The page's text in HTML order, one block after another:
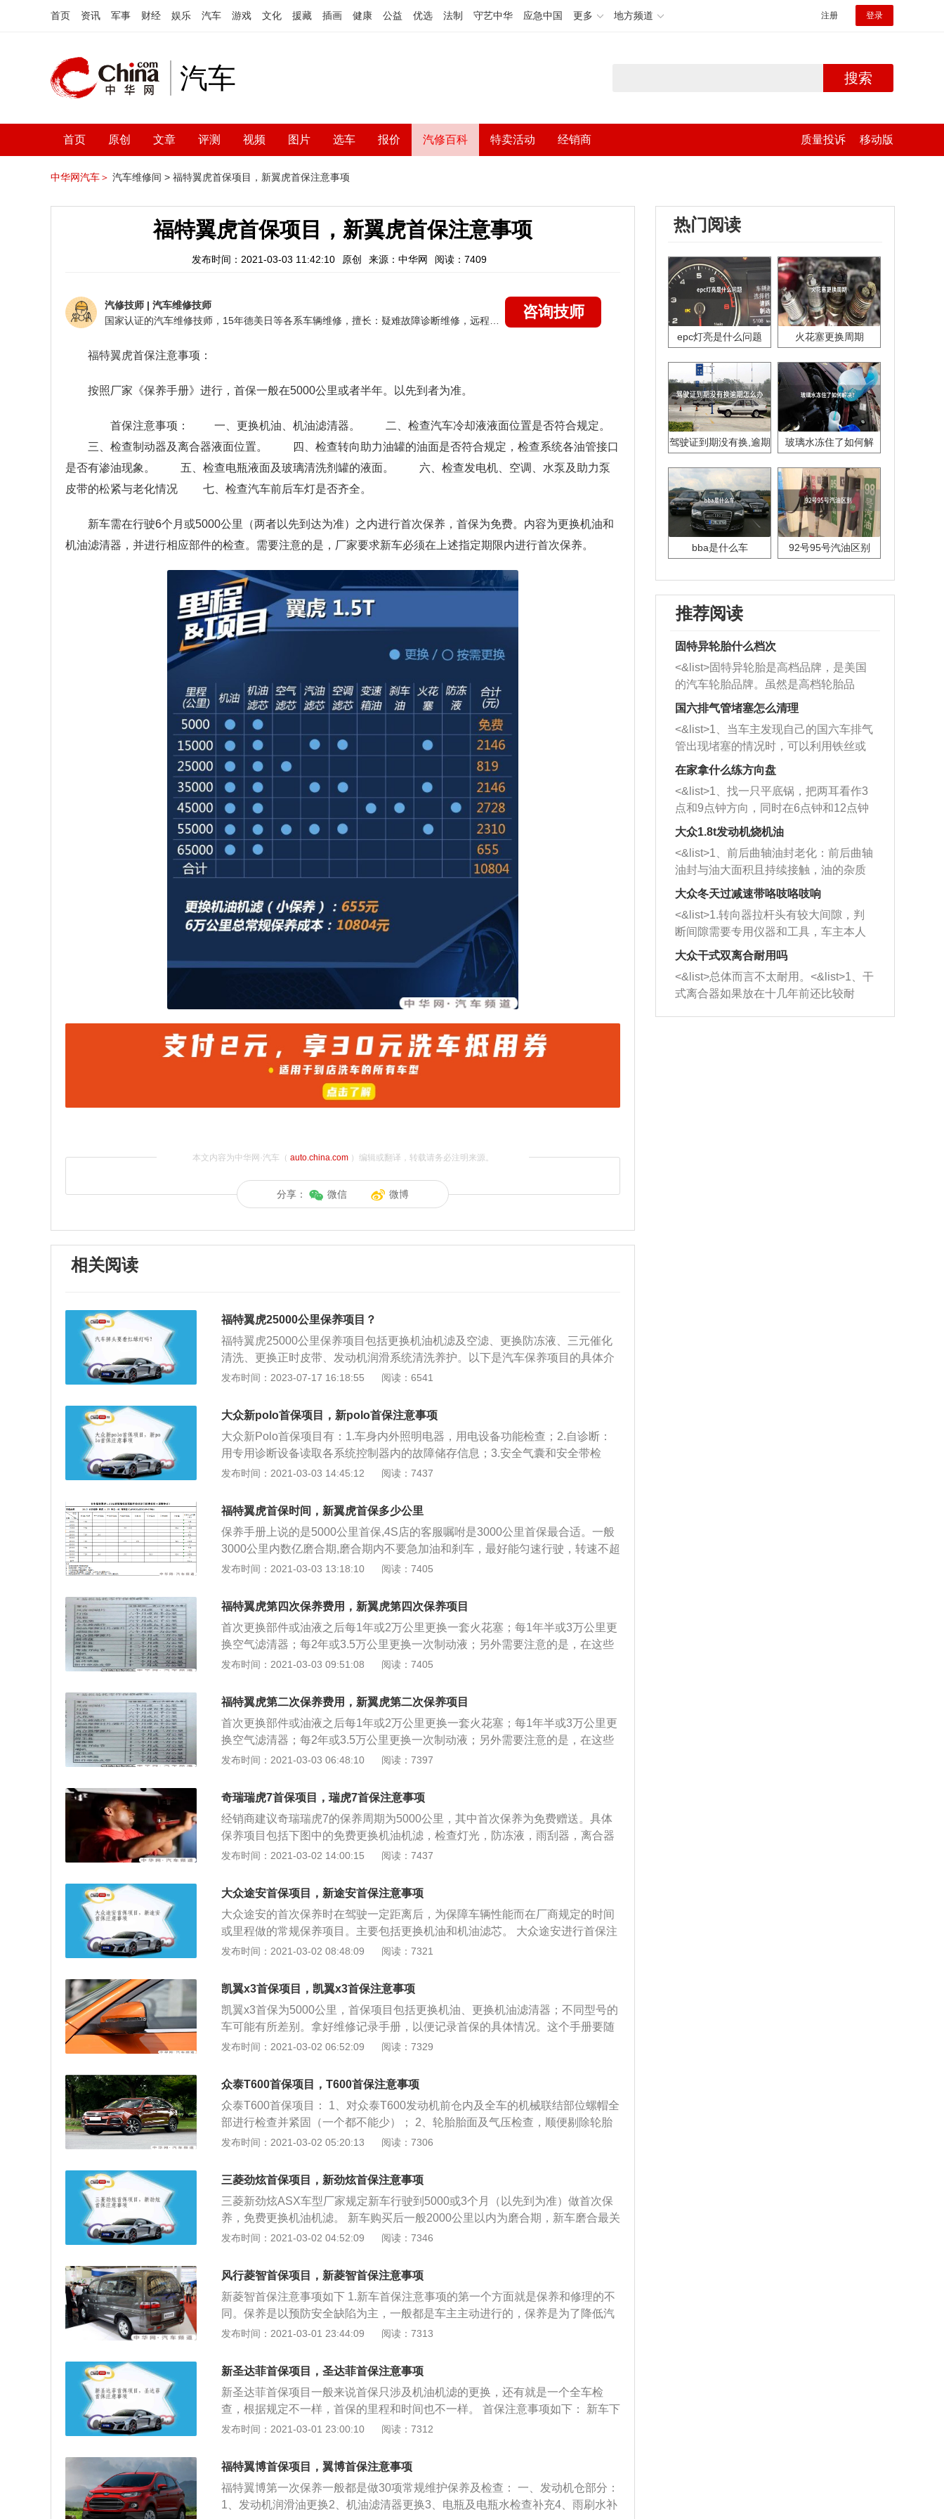
首页 资讯 军事 财经 娱乐 汽车 游戏 文化 援藏 插画 健康 公益 优选 法制 守艺中华 应急中国 更多 地方频道 注册 登录
汽车 搜索
首页 原创 文章 评测 视频 图片 选车 报价 汽修百科 特卖活动 经销商 质量投诉 移动版
中华网汽车＞ 汽车维修间 > 福特翼虎首保项目，新翼虎首保注意事项
福特翼虎首保项目，新翼虎首保注意事项
发布时间：2021-03-03 11:42:10 原创 来源：中华网 阅读：7409
汽修技师 | 汽车维修技师
咨询技师
福特翼虎首保注意事项：
按照厂家《保养手册》进行，首保一般在5000公里或者半年。以先到者为准。
首保注意事项： 一、更换机油、机油滤清器。 二、检查汽车冷却液液面位置是否符合规定。
三、检查制动器及离合器液面位置。 四、检查转向助力油罐的油面是否符合规定，检查系统各油管接口
是否有渗油现象。 五、检查电瓶液面及玻璃清洗剂罐的液面。 六、检查发电机、空调、水泵及助力泵
皮带的松紧与老化情况 七、检查汽车前后车灯是否齐全。
新车需在行驶6个月或5000公里（两者以先到达为准）之内进行首次保养，首保为免费。内容为更换机油和
机油滤清器，并进行相应部件的检查。需要注意的是，厂家要求新车必须在上述指定期限内进行首次保养。
本文内容为中华网·汽车（ auto.china.com）编辑或翻译，转载请务必注明来源。
分享： 微信 微博
相关阅读
福特翼虎25000公里保养项目？
福特翼虎25000公里保养项目包括更换机油机滤及空滤、更换防冻液、三元催化
清洗、更换正时皮带、发动机润滑系统清洗养护。以下是汽车保养项目的具体介
绍：1、机油及机油滤清器更换。主要是针对润滑系统进行的维护保养，润滑系
油滤清器功能是去除机油中的各种杂质，保证润滑系统的正常，机油滤清器应在
换机油时与机油一并更换。在常规情况下汽车每行驶5000KM时就需保养一次。
2、空气滤芯的作用是在空气进入气缸前对其加以过滤，去除其中夹带的杂质、
灰尘、砂粒等异物。空气滤芯的清洁保养视使用环境而定。汽油滤芯一般在行驶
到20000-25000KM时进行更换。3、火花塞属易消耗件，每20000KM更换一次。
时都属于的检测项目，视使用情况进行维护与保养。
发布时间：2023-07-17 16:18:55 阅读：6541
大众新polo首保项目，新polo首保注意事项
大众新Polo首保项目有：1.车身内外照明电器，用电设备功能检查；2.自诊断：
用专用诊断设备读取各系统控制器内的故障储存信息；3.安全气囊和安全带检
测；4.手制动器检测；5.前风窗剥离落水槽排水孔；6.雨刮器、清洗装置；7.发动
池检查;12.前大灯检查;13转向横拉杆/稳定杆/连接杆检查调整;14.车身底部检查;1
5.底盘螺栓检查加固;16.制动系统检查;17.轮胎/轮毂（包括备胎）检查;18.车轮固
定螺栓检查;19.试车性能检测。 新polo首保时应1、在首保前，要充分了解自己的
车有没有其它故障或疑问，并且记录下来。首保登记时，要告诉4S店这些需要检
查的项目。2、保养前，看一下用户手册，了解一下此次保养的大概内容，以及
复印件。4、保养前整理一下车内的物品，较贵重的小物品最好放在家里或随身
携带5、首次保养时最好约上一位老司机或者至少一位亲戚朋友，方便照顾。
发布时间：2021-03-03 14:45:12 阅读：7437
福特翼虎首保时间，新翼虎首保多少公里
保养手册上说的是5000公里首保,4S店的客服嘱咐是3000公里首保最合适。一般
3000公里内数亿磨合期,磨合期内不要急加油和刹车，最好能匀速行驶，转速不超
过3000，速度不超过100公里的范围内进行磨合。这样对发动机有好处。新车需
费。内容为更换机油和机油滤清器，并进行相应部件的检查。需要注意的是，厂
家要求新车必须在上述指定期限内进行首次保养。
发布时间：2021-03-03 13:18:10 阅读：7405
福特翼虎第四次保养费用，新翼虎第四次保养项目
首次更换部件或油液之后每1年或2万公里更换一套火花塞；每1年半或3万公里更
换空气滤清器；每2年或3.5万公里更换一次制动液；另外需要注意的是，在这些
保养项目中，汽油滤清器、火花塞和防冻液的首次更换或检查周期为1.5万公里，
养，以3.5万公里、5.5万公里这样的间隔类推。建议车辆在5000公里进行首保，
之后则建议每10000公里进行一次常规保养，保养内容包括更换机油与机滤。此
外，空气滤芯建议每30000公里更换一次；汽油滤芯建议每20000公里更换一
次；制动液和火花塞建议每40000公里更换一次；自动变速器油建议每50000公
里更换一次；空调滤芯则建议在每10000公里检查一次。 进行一次大保养需要更
2486元。此外，车辆行驶60000公里的总费用是：1.6T车型为9601元，2.0T车型
为10712元。
发布时间：2021-03-03 09:51:08 阅读：7405
福特翼虎第二次保养费用，新翼虎第二次保养项目
首次更换部件或油液之后每1年或2万公里更换一套火花塞；每1年半或3万公里更
换空气滤清器；每2年或3.5万公里更换一次制动液；另外需要注意的是，在这些
保养项目中，汽油滤清器、火花塞和防冻液的首次更换或检查周期为1.5万公里，
养，以3.5万公里、5.5万公里这样的间隔类推。建议车辆在5000公里进行首保，
之后则建议每10000公里进行一次常规保养，保养内容包括更换机油与机滤。此
外，空气滤芯建议每30000公里更换一次；汽油滤芯建议每20000公里更换一
次；制动液和火花塞建议每40000公里更换一次；自动变速器油建议每50000公
里更换一次；空调滤芯则建议在每10000公里检查一次。 进行一次大保养需要更
2486元。此外，车辆行驶60000公里的总费用是：1.6T车型为9601元，2.0T车型
为10712元。
发布时间：2021-03-03 06:48:10 阅读：7397
奇瑞瑞虎7首保项目，瑞虎7首保注意事项
经销商建议奇瑞瑞虎7的保养周期为5000公里，其中首次保养为免费赠送。具体
保养项目包括下图中的免费更换机油机滤，检查灯光，防冻液，雨刮器，离合器
性能，制动系统等30项常规项目，但值得注意的是，如果有项目以外的检查就可
首保特别要做的，主要有螺丝的紧固和系统性的检查。 首先，第一个就是加固汽
车螺丝，很多车子出厂的时候，因为考虑到磨合期新车定型的问题，他这个螺丝
不会给你拧得特别紧。然后是奇瑞瑞虎7的轮胎，底盘，接着就是各种开关了。
各种开关灵不灵，他都要给你试一试。在首保期，这些开关出现故障的几率是最
高的。首保期没问题，之后出问题的几率也不大。再就是灯光、开光之类的检
检查一下有没有故障。还有各种液体是否出现慢漏，包括刹车油、防冻液、玻璃
水、转向助力油等。 奇瑞瑞虎7首保的注意事项还有，第一个，我们去做首保之
前，最好是先给4S店打个电话预约一下。现在买车子的人越来越多了，你直接跑
或保养手册给带上。首保的时候，他要把你的底盘号，车辆信息等等一些东西登
在开车的过程中遇到的一些小故障，小问题，可以先用一个小本子或者手机把它
记下来。等去做首保的时候，你就问问这个售后，让他帮你集中解决一下这些问
题。 此外，奇瑞瑞虎7的首次保养注意事项有:机油可以用奇瑞送的就好，如果不
放心或者有更好的选择可以和4s店员沟通补差价进行更换，此外，多数车友建议
车，毕竟新车应该不会有多大问题。有不懂得地方可以请教4s店人员，让他们指
发布时间：2021-03-02 14:00:15 阅读：7437
大众途安首保项目，新途安首保注意事项
大众途安的首次保养时在驾驶一定距离后，为保障车辆性能而在厂商规定的时间
或里程做的常规保养项目。主要包括更换机油和机油滤芯。 大众途安进行首保注
意事项：车主最好全程跟着车辆的保养手续走。车主最好注意一下更换的机油是
换也很重要，以免出现没有更换的情况。还要注意的是首保的内容一般只有几项
是免费的，不在首保范围内的服务就要收费了。所以，如果修车师傅要你在首保
的时候做太多项目的更换，就需要仔细了解你的汽车是不是真的有他说的那么糟
糕，考虑之后再做决定。
发布时间：2021-03-02 08:48:09 阅读：7321
凯翼x3首保项目，凯翼x3首保注意事项
凯翼x3首保为5000公里，首保项目包括更换机油、更换机油滤清器；不同型号的
车可能有所差别。拿好维修记录手册，以便记录首保的具体情况。这个手册要随
车带着，以后保养都要用到它。 保养检查先要从灯光开始，看看近光、远光、雾
以及机油的质量，如果机油质量变差，即使没到更换机油的时间，也要即使更换
机油。接着检查发动机和变速箱的底部，看看有没有破损处或者漏油的地方。然
后看看发动机舱有没有异常或者受损处，如果有就要及时排出。接着清洁一下发
动机舱。 小保养的时间取决于所用机油和机油滤芯的有效时间或里程。不同品牌
级别的矿物质机油、半合成机油、全合成机油有效期也不尽相同，请以厂商推荐
油滤芯使用时间更长。
发布时间：2021-03-02 06:52:09 阅读：7329
众泰T600首保项目，T600首保注意事项
众泰T600首保项目： 1、对众泰T600发动机前仓内及全车的机械联结部位螺帽全
部进行检查并紧固（一个都不能少）； 2、轮胎胎面及气压检查，顺便剔除轮胎
上的小石子，前后轮胎气压均充压为2.4KG/CM2，四轮定位检查； 3、更换众泰
好好,机油油色不是很黑,流动性较好、粘度不是很稠，证明机加工精度良好；如果
放出的机油很黑且稠，就说明磨合期内发动机及传动箱的机械金属表面磨损较
大。其磨损大小是和机械加工精度成反比的（即加工精度高磨损低,加工精度低磨
损高）。 4、对众泰T600全车灯光进行检查和调试； 众泰T600首保注意事项：
1、清除磨合期内产生的铁屑；众泰T600在磨合期内，在行驶中会产生一些异
2、检查要仔细；众泰T600在进行首保的时候，要对全车各个部位的螺丝帽进行
检查，一旦发生有松动的，要马上紧固； 3、给众泰T600个个关节位置加上润滑
油，比如说前后车门的铰链，为发动机添加冷却液，也检查刹车油液和电瓶；
发布时间：2021-03-02 05:20:13 阅读：7306
三菱劲炫首保项目，新劲炫首保注意事项
三菱新劲炫ASX车型厂家规定新车行驶到5000或3个月（以先到为准）做首次保
养，免费更换机油机滤。 新车购买后一般2000公里以内为磨合期，新车磨合最关
键的实际上是两个目的：第一要达到人车结合、第二才是车中各部件的结合。磨
与齿轮箱）、随动及转向系统（目前主要是助力转向系统）。另一条主线是刹车
系统：刹车油路、刹车碟和盘的平整接触、刹车鼓和刹车蹄片的平顺接触。 1、
从正确启动发动机开始，一定要等自检结束再钥匙打到头启动，不可一下子就启
动。目前掌握的故障有军友（怀疑）没有按照启动程序进行，导致ABS灯长亮，
电脑检查发现代码错误，应该是ABS自检没有结束就启动产生程序紊乱造成。他
断电，人为造成电脑复位清零，让电脑启动ROM里固化程序工作就可以了（这一
方法是否适合奇瑞车有争议，建议只有在不能及时到定点维修厂时采用，完事后
还是开回厂里检测）。 2、单纯发动机磨合，发动机组装时候已经进行过低速高
机，包含了许多方面，建议还是要好好磨合的。第一条就是不要过早的高速运
向等等负载，就不能不严重关注了。 3、具体的说，首2500公里各档位车速（建
议）不要超过：1档20迈、2档40迈、三档60迈、四档80迈，5档100迈。主要目
的就是让新离合器接合顺畅，齿轮箱各档位咬合良好，动力输出顺畅。但是要注
发布时间：2021-03-02 04:52:09 阅读：7346
风行菱智首保项目，新菱智首保注意事项
新菱智首保注意事项如下 1.新车首保注意事项的第一个方面就是保养和修理的不
同。保养是以预防安全缺陷为主，一般都是车主主动进行的，保养是为了降低汽
车零件的磨损程度，预防交通事故发生，延长汽车的使用寿命。修理则是被动的
恢复。事实上，车主应该更注重保养，克服重视修理而轻视保养的不良习惯。 2.
首保注意事项的第二个方面就是新车首保项目。新车首保一定要完成六个大部分
的检测和更换。第一，一定要更换机油，必须要清洗三滤也就是机油滤清器、汽
油滤清器和空气滤清器。第二，确保工作人员检查了汽车的冷却液含量是否处在
正常状态。第三，要检车汽车制动器，以及离合器液面的位置。第四，要检查一
查看下发电机、空调、水泵以及皮带的老化和松紧的情况。第六，要检查一下轮
胎气压和磨损的状况，为轮胎换气，或有磨损还要进行轮胎换位。 3.首保注意事
项的最后一个方面是车主最好全程跟着车辆的保养手续走。车主最好注意一下更
发布时间：2021-03-01 23:44:09 阅读：7313
新圣达菲首保项目，圣达菲首保注意事项
新圣达菲首保项目一般来说首保只涉及机油机滤的更换，还有就是一个全车检
查，根据规定不一样，首保的里程和时间也不一样。 首保注意事项如下： 新车下
地行驶到首保这段时间，我们称之为磨合期。在磨合期内，由于发动机、变速箱
码，最好不要超过80码。 在磨合期内，时速不要超过100码外，发动机的转速也
不要超过3000转。加油可不要太猛了哦，不然对发动机磨合不好。磨合合好，以
后车的行驶出现的问题会更少，也会更省油。 新车多少公里做首保？ 新车下地
后，4S店一般会要求车主在3000公里内去进行首保。其实小汽车的厂家是要求车
发布时间：2021-03-01 23:00:10 阅读：7312
福特翼博首保项目，翼博首保注意事项
福特翼博第一次保养一般都是做30项常规维护保养及检查： 一、发动机仓部分：
1、发动机润滑油更换2、机油滤清器更换3、电瓶及电瓶水检查补充4、雨刷水补
热门阅读
epc灯亮是什么问题 火花塞更换周期
驾驶证到期没有换,逾期
玻璃水冻住了如何解
bba是什么车 92号95号汽油区别
推荐阅读
固特异轮胎什么档次
<&list>固特异轮胎是高档品牌，是美国
的汽车轮胎品牌。虽然是高档轮胎品
牌，但是中高低端的轮胎都有生产，这
也是为了更好的开拓市场。
国六排气管堵塞怎么清理
<&list>1、当车主发现自己的国六车排气
管出现堵塞的情况时，可以利用铁丝或
者是细棍，直接将杂物给取出来，如果
堵塞情况比较严重，也可以采取应急措
施。 <&list>2、直接利用木棍将所有的
杂物推到排气管里面的位置处，然后将
三元催化器拆解开，就可以将堵塞的东
西取出来。但如果是因为积碳过多引起
的堵塞，就需要将三元催化器泡在草酸
洗剂对堵塞的情况得到解决，将清洗剂
放在燃油箱中，与燃油混合后，车辆启
动时，就可以和汽油一起进入到燃烧
室，最后形成废气排出，就可以让三元
催化器得到清洗，排气管堵塞的情况就
能够得到解决。
在家拿什么练方向盘
<&list>1、找一只平底锅，把两耳看作3
点和9点钟方向，同时在6点钟和12点钟
方向做一个标记。 <&list>2、双手握住
一圈半的练习，往右同样也要打相同的
圈数。 <&list>3、最后强调要反复练
习，这样就可以形成肌肉记忆，在真实
驾驶车辆时，不需要记忆也能打好方
向。
大众1.8t发动机烧机油
<&list>1、前后曲轴油封老化：前后曲轴
油封与油大面积且持续接触，油的杂质
和发动机内持续温度变化使其密封效果
逐渐减弱，导致渗油或漏油。<&list>2、
活塞间隙过大：积碳会使活塞环与缸体
的间隙扩大，导致机油流入燃烧室中，
造成烧机油。<&list>3、机油粘度。使用
机油粘度过小的话，同样会有烧机油现
象，机油粘度过小具有很好的流动性，
大众冬天过减速带咯吱咯吱响
<&list>1.转向器拉杆头有较大间隙，判
断间隙需要专用仪器和工具，车主本人
无法制作，需要将车辆送到修理厂或4s
店；<&list>2.车辆半轴套管防尘罩破
裂，破裂后会出现漏油现象，使半轴磨
损严重，磨损的半轴容易损坏，产生异
响；<&list>3.稳定器的转向胶套和球头
大众干式双离合耐用吗
<&list>总体而言不太耐用。<&list>1、干
式离合器如果放在十几年前还比较耐